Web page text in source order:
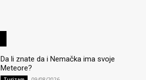
Da li znate da i Nemačka ima svoje
Meteore?